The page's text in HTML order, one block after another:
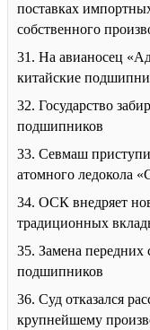
поставках
собственного
31. На авианосец
китайские
32. Государство
подшипников
33. Севмаш
атомного ледокола
34. ОСК внедряет
традиционных
35. Замена передних
подшипников
36. Суд отказался
крупнейшему